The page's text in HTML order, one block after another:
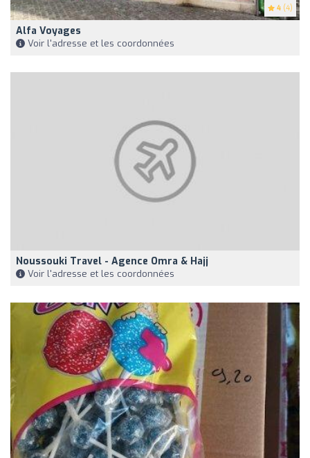
4 (4)
Alfa Voyages
Voir l'adresse et les coordonnées
Noussouki Travel - Agence Omra & Hajj
Voir l'adresse et les coordonnées